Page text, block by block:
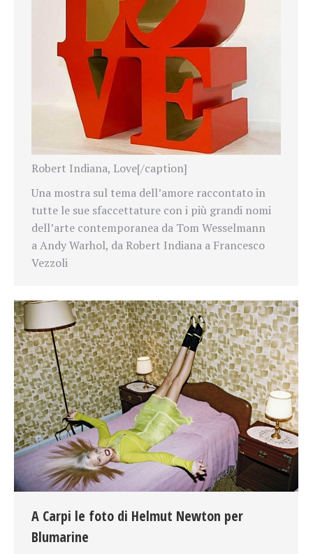
Robert Indiana, Love[/caption]
Una mostra sul tema dell’amore raccontato in
tutte le sue sfaccettature con i più grandi nomi
dell’arte contemporanea da Tom Wesselmann
a Andy Warhol, da Robert Indiana a Francesco
Vezzoli
A Carpi le foto di Helmut Newton per
Blumarine